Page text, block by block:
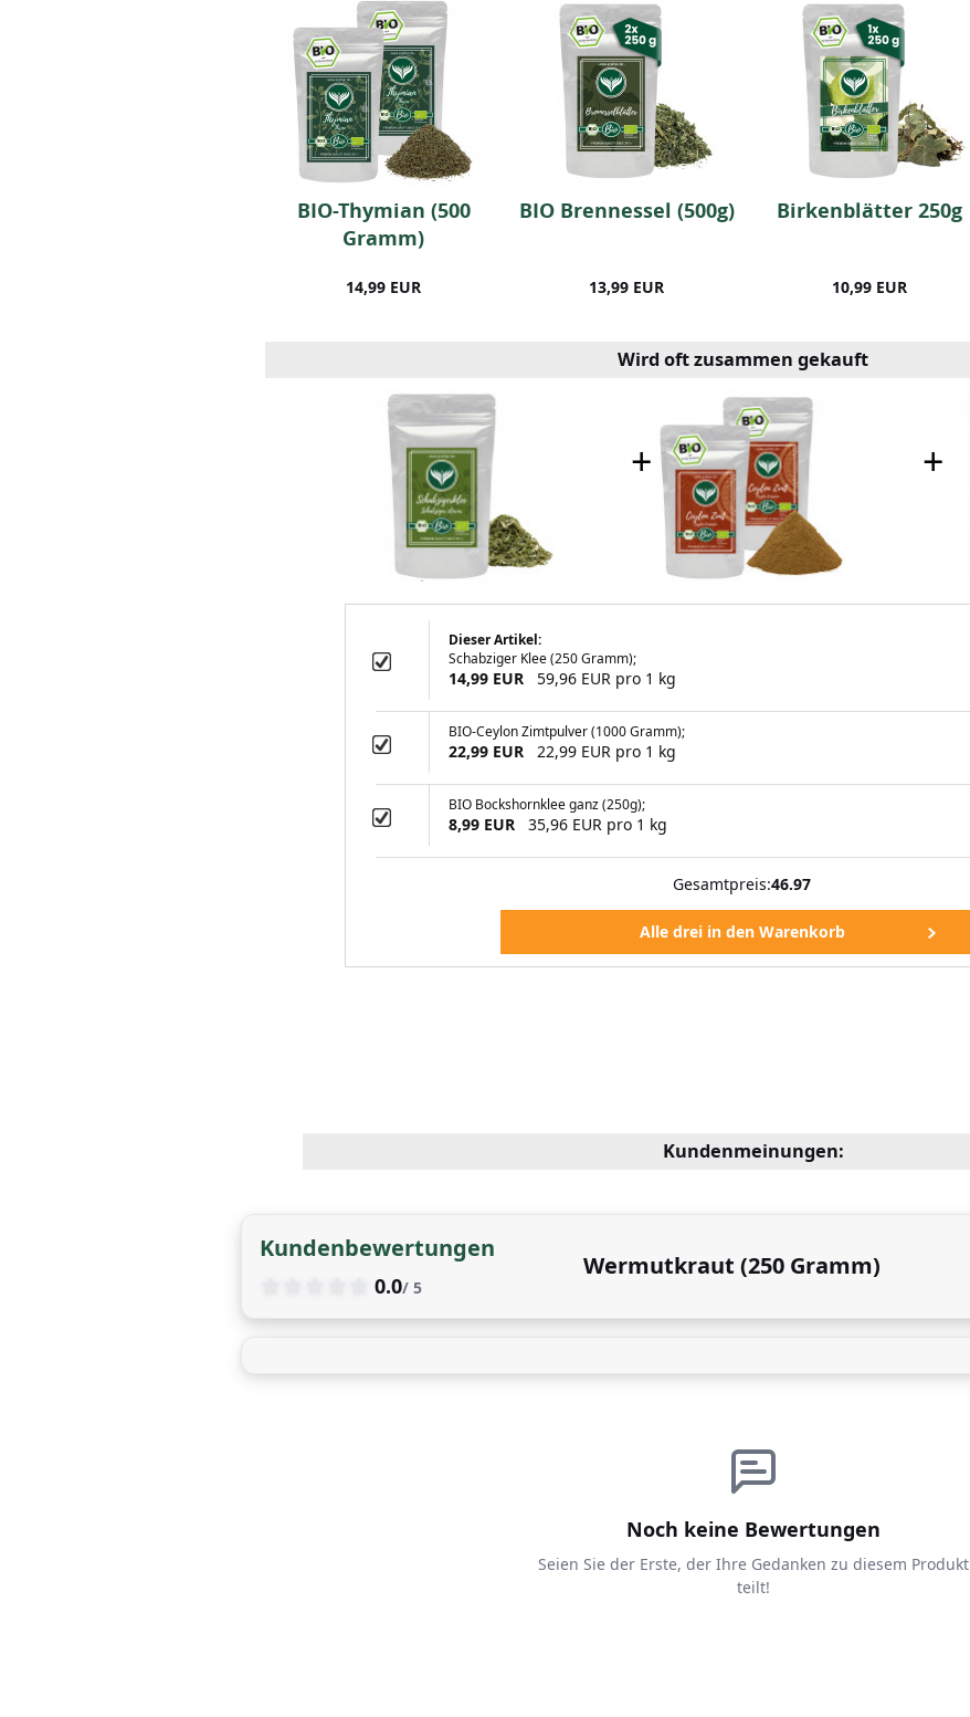
BIO-Thymian (500
Gramm)
14,99 EUR
BIO Brennessel (500g)
13,99 EUR
Birkenblätter 250g
10,99 EUR
Wird oft zusammen gekauft
+ +
Dieser Artikel:
Schabziger Klee (250 Gramm);
14,99 EUR 59,96 EUR pro 1 kg
BIO-Ceylon Zimtpulver (1000 Gramm);
22,99 EUR 22,99 EUR pro 1 kg
BIO Bockshornklee ganz (250g);
8,99 EUR 35,96 EUR pro 1 kg
Gesamtpreis:46.97
Kundenmeinungen:
Kundenbewertungen
0.0/ 5
Wermutkraut (250 Gramm)
Noch keine Bewertungen
Seien Sie der Erste, der Ihre Gedanken zu diesem Produkt
teilt!